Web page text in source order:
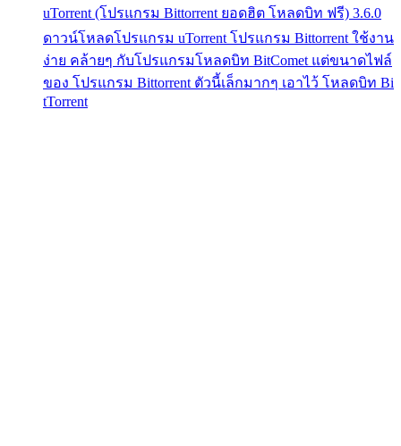
uTorrent (โปรแกรม Bittorrent ยอดฮิต โหลดบิท ฟรี) 3.6.0
ดาวน์โหลดโปรแกรม uTorrent โปรแกรม Bittorrent ใช้งาน
ง่าย คล้ายๆ กับโปรแกรมโหลดบิท BitComet แต่ขนาดไฟล์
ของ โปรแกรม Bittorrent ตัวนี้เล็กมากๆ เอาไว้ โหลดบิท Bi
tTorrent